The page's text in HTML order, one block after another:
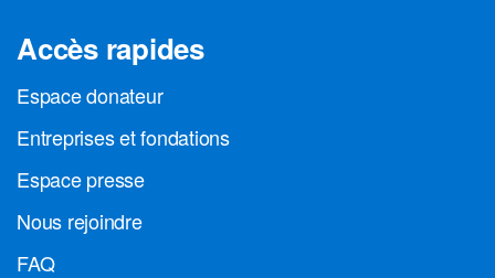
Accès rapides
Espace donateur
Entreprises et fondations
Espace presse
Nous rejoindre
FAQ